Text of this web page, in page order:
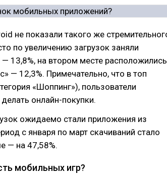
не показали такого же
по увеличению загрузок заняли
13,8%, на втором месте расположились
— 12,3%. Примечательно, что в топ
«Шоппинг»), пользователи
онлайн-покупки.
ожидаемо стали приложения из
с января по март скачиваний стало
— на 47,58%.
мобильных игр?